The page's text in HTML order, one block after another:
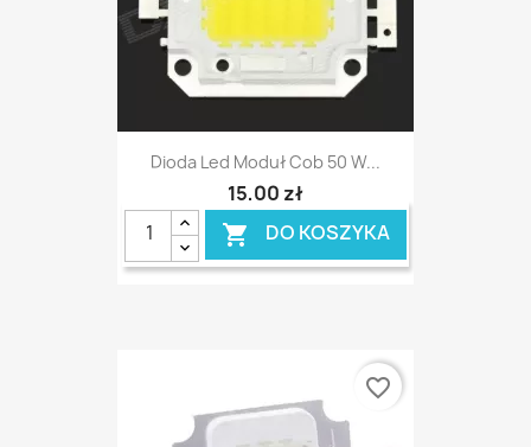
Dioda Led Moduł Cob 50 W...
15,00 zł
 DO KOSZYKA
favorite_border